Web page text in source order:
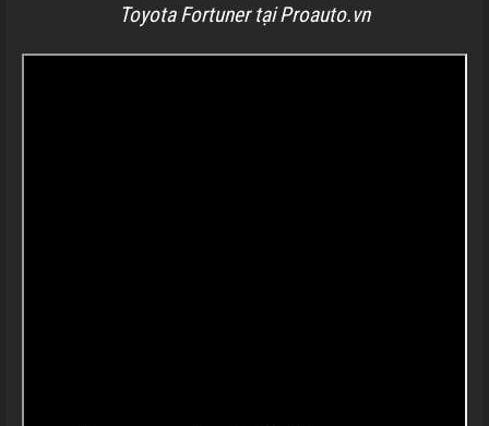
Toyota Fortuner tại Proauto.vn